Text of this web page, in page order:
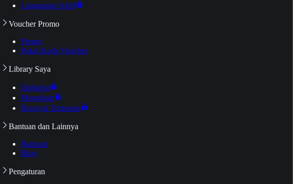
Langganan Aktif
Voucher Promo
Promo
Pakai Kode Voucher
Library Saya
Daftarku
Mengikuti
Riwayat Tontonan
Bantuan dan Lainnya
Bantuan
Blog
Pengaturan